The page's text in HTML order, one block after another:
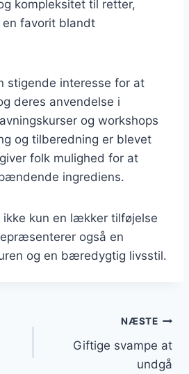
kompleksitet til retter,
favorit blandt
stigende interesse for at
deres anvendelse i
og workshops
og tilberedning er blevet
folk mulighed for at
ingrediens.
ikke kun en lækker tilføjelse
også en
og en bæredygtig livsstil.
NÆSTE
Giftige svampe at
undgå